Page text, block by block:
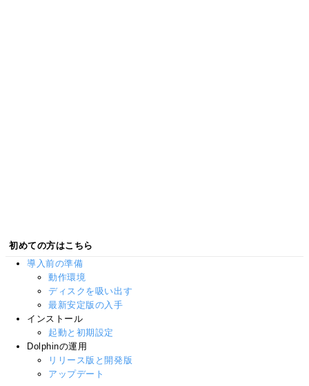
初めての方はこちら
導入前の準備
動作環境
ディスクを吸い出す
最新安定版の入手
インストール
起動と初期設定
Dolphinの運用
リリース版と開発版
アップデート